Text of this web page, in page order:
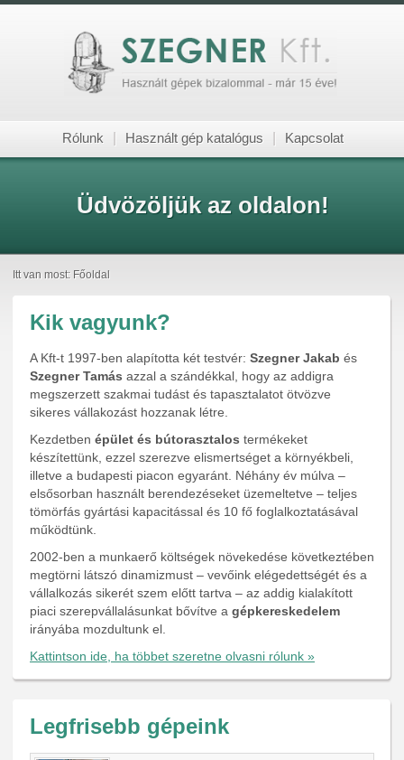
Rólunk Használt gép katalógus Kapcsolat
Üdvözöljük az oldalon!
Itt van most: Főoldal
Kik vagyunk?
A Kft-t 1997-ben alapította két testvér: Szegner Jakab és
Szegner Tamás azzal a szándékkal, hogy az addigra
megszerzett szakmai tudást és tapasztalatot ötvözve
sikeres vállakozást hozzanak létre.
Kezdetben épület és bútorasztalos termékeket
készítettünk, ezzel szerezve elismertséget a környékbeli,
illetve a budapesti piacon egyaránt. Néhány év múlva –
elsősorban használt berendezéseket üzemeltetve – teljes
tömörfás gyártási kapacitással és 10 fő foglalkoztatásával
működtünk.
2002-ben a munkaerő költségek növekedése következtében
megtörni látszó dinamizmust – vevőink elégedettségét és a
vállalkozás sikerét szem előtt tartva – az addig kialakított
piaci szerepvállalásunkat bővítve a gépkereskedelem
irányába mozdultunk el.
Kattintson ide, ha többet szeretne olvasni rólunk »
Legfrisebb gépeink